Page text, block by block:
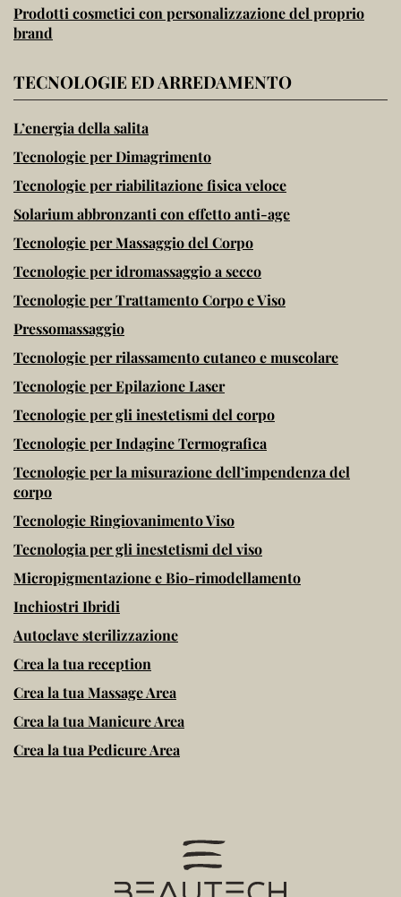
Prodotti cosmetici con personalizzazione del proprio
brand
TECNOLOGIE ED ARREDAMENTO
L’energia della salita
Tecnologie per Dimagrimento
Tecnologie per riabilitazione fisica veloce
Solarium abbronzanti con effetto anti-age
Tecnologie per Massaggio del Corpo
Tecnologie per idromassaggio a secco
Tecnologie per Trattamento Corpo e Viso
Pressomassaggio
Tecnologie per rilassamento cutaneo e muscolare
Tecnologie per Epilazione Laser
Tecnologie per gli inestetismi del corpo
Tecnologie per Indagine Termografica
Tecnologie per la misurazione dell’impendenza del
corpo
Tecnologie Ringiovanimento Viso
Tecnologia per gli inestetismi del viso
Micropigmentazione e Bio-rimodellamento
Inchiostri Ibridi
Autoclave sterilizzazione
Crea la tua reception
Crea la tua Massage Area
Crea la tua Manicure Area
Crea la tua Pedicure Area